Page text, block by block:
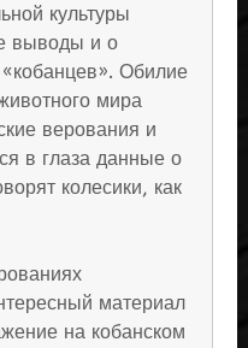
культуры
выводы и о
Обилие
мира
верования и
в глаза данные о
колесики, как
материал
на кобанском